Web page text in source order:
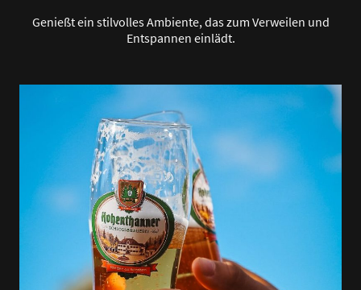
Genießt ein stilvolles Ambiente, das zum Verweilen und
Entspannen einlädt.